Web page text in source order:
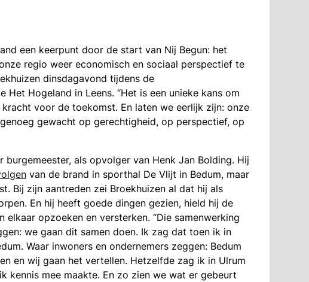
een keerpunt door de start van Nij Begun: het
regio weer economisch en sociaal perspectief te
dinsdagavond tijdens de
Het Hogeland in Leens. “Het is een unieke kans om
voor de toekomst. En laten we eerlijk zijn: onze
gewacht op gerechtigheid, op perspectief, op
burgemeester, als opvolger van Henk Jan Bolding. Hij
van de brand in sporthal De Vlijt in Bedum, maar
Bij zijn aantreden zei Broekhuizen al dat hij als
En hij heeft goede dingen gezien, hield hij de
elkaar opzoeken en versterken. “Die samenwerking
we gaan dit samen doen. Ik zag dat toen ik in
Waar inwoners en ondernemers zeggen: Bedum
en wij gaan het vertellen. Hetzelfde zag ik in Ulrum
kennis mee maakte. En zo zien we wat er gebeurt